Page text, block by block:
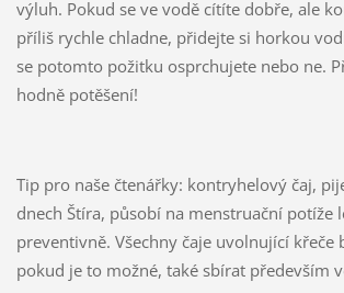
výluh. Pokud se ve vodě cítíte dobře, ale
příliš rychle chladne, přidejte si horkou
se potomto požitku osprchujete nebo ne.
hodně potěšení!
Tip pro naše čtenářky: kontryhelový čaj,
dnech Štíra, působí na menstruační potíže
preventivně. Všechny čaje uvolnující křeče
pokud je to možné, také sbírat především